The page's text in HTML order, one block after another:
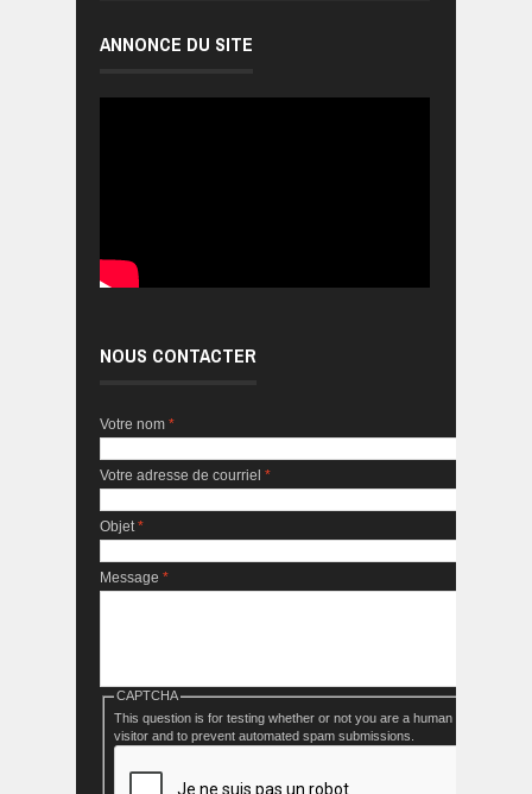
ANNONCE DU SITE
NOUS CONTACTER
Votre nom *
Votre adresse de courriel *
Objet*
Message *
CAPTCHA
This question is for testing whether or not you are a human
visitor and to prevent automated spam submissions.